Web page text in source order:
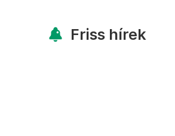
Friss hírek